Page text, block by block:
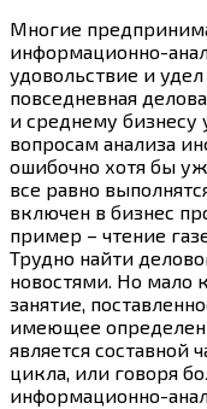
Многие
информационно-
удовольствие и
повседневная
и среднему бизнесу
вопросам анализа
ошибочно хотя бы
все равно
включен в бизнес
пример – чтение
Трудно найти
новостями. Но мало
занятие,
имеющее
является составной
цикла, или говоря
информационно-